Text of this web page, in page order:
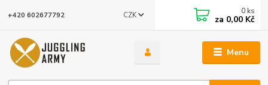
Menu
CZK
+420 602677792 0 ks
za 0,00 Kč